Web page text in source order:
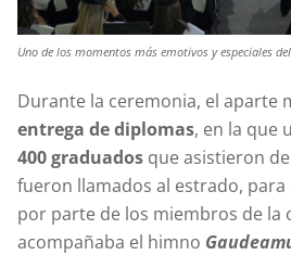
Uno de los momentos más emotivos y especiales
Durante la ceremonia, el aparte
entrega de diplomas, en la que
400 graduados que asistieron
fueron llamados al estrado,
por parte de los miembros de la
acompañaba el himno